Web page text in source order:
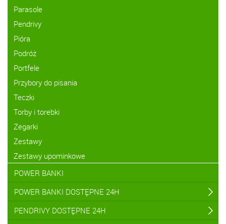
Parasole
Pendrivy
Pióra
Podróż
Portfele
Przybory do pisania
Teczki
Torby i torebki
Zegarki
Zestawy
Zestawy upominkowe
POWER BANKI
POWER BANKI DOSTĘPNE 24H
PENDRIVY DOSTĘPNE 24H